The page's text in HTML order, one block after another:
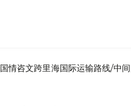
国情咨文跨里海国际运输路线/中